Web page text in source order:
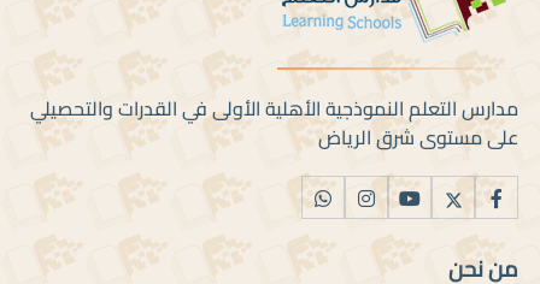
مدارس التعلم النموذجية الأهلية الأولى في القدرات والتحصيلي
على مستوى شرق الرياض
من نحن